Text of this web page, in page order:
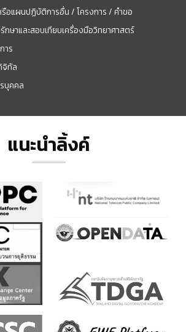
อแผนปฏิบัติการอื่น / โครงการ / คำขอ
ษาและสอบเทียบเครื่องมือวิทยาศาสตร์
าร
ทัล
บุคคล
แนะนำลิ้งค์